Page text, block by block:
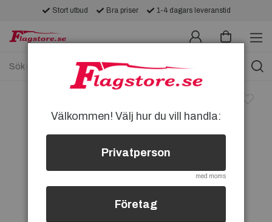
Stort utbud Bra priser 1-4 dagars leveranstid
Välkommen! Välj hur du vill handla:
Privatperson
med moms
Företag